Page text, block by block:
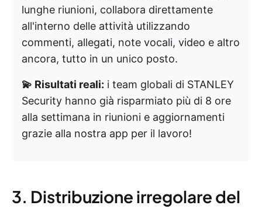
lunghe riunioni, collabora direttamente
all'interno delle attività utilizzando
commenti, allegati, note vocali, video e altro
ancora, tutto in un unico posto.
💫 Risultati reali: i team globali di STANLEY
Security hanno già risparmiato più di 8 ore
alla settimana in riunioni e aggiornamenti
grazie alla nostra app per il lavoro!
3. Distribuzione irregolare del